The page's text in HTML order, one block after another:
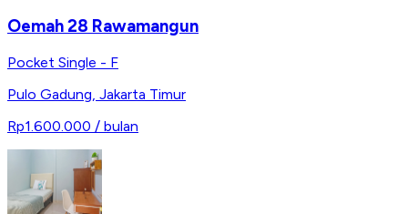
Oemah 28 Rawamangun
Pocket Single - F
Pulo Gadung, Jakarta Timur
Rp1.600.000 / bulan